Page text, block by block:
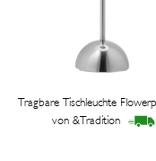
Tragbare Tischleuchte
von &Tradition